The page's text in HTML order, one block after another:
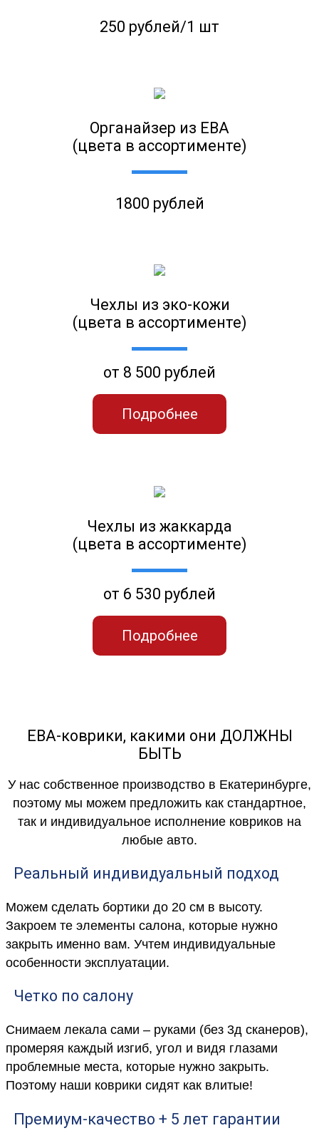
250 рублей/1 шт
Органайзер из ЕВА
(цвета в ассортименте)
1800 рублей
Чехлы из эко-кожи
(цвета в ассортименте)
от 8 500 рублей
Подробнее
Чехлы из жаккарда
(цвета в ассортименте)
от 6 530 рублей
Подробнее
ЕВА-коврики, какими они ДОЛЖНЫ
БЫТЬ
У нас собственное производство в Екатеринбурге,
поэтому мы можем предложить как стандартное,
так и индивидуальное исполнение ковриков на
любые авто.
Реальный индивидуальный подход
Можем сделать бортики до 20 см в высоту.
Закроем те элементы салона, которые нужно
закрыть именно вам. Учтем индивидуальные
особенности эксплуатации.
Четко по салону
Снимаем лекала сами – руками (без 3д сканеров),
промеряя каждый изгиб, угол и видя глазами
проблемные места, которые нужно закрыть.
Поэтому наши коврики сидят как влитые!
Премиум-качество + 5 лет гарантии